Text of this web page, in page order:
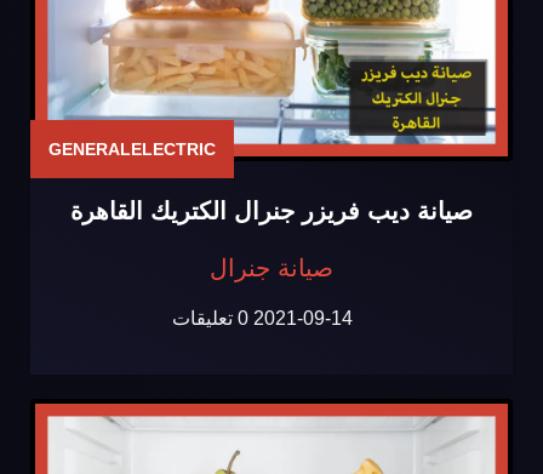
GENERALELECTRIC
صيانة ديب فريزر جنرال الكتريك القاهرة
صيانة جنرال
2021-09-14 0 تعليقات